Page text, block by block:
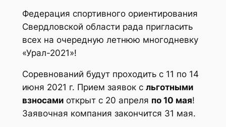
Федерация спортивного ориентирования
Свердловской области рада пригласить
всех на очередную летнюю многодневку
«Урал-2021»!
Соревнований будут проходить с 11 по 14
июня 2021 г. Прием заявок с льготными
взносамиоткрыт с 20 апреля по 10 мая!
Заявочная компания закончится 31 мая.